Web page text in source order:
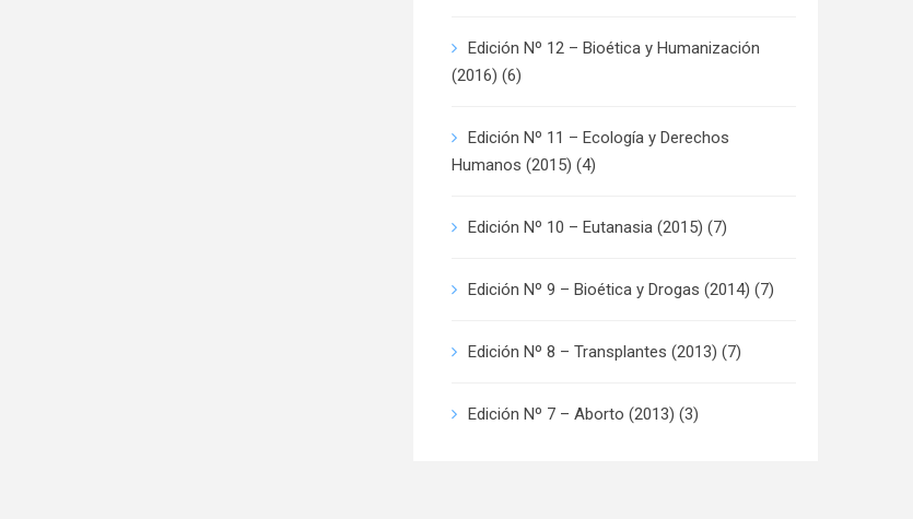
Edición Nº 12 – Bioética y Humanización
(2016) (6)
Edición Nº 11 – Ecología y Derechos
Humanos (2015) (4)
Edición Nº 10 – Eutanasia (2015) (7)
Edición Nº 9 – Bioética y Drogas (2014) (7)
Edición Nº 8 – Transplantes (2013) (7)
Edición Nº 7 – Aborto (2013) (3)